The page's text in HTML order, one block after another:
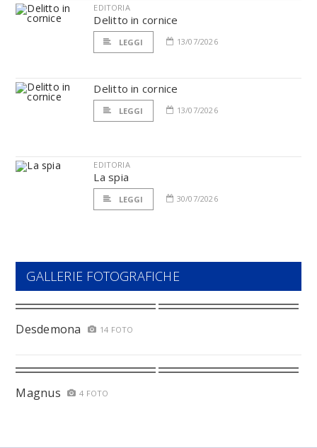
EDITORIA
Delitto in cornice
LEGGI 13/07/2026
Delitto in cornice
LEGGI 13/07/2026
EDITORIA
La spia
LEGGI 30/07/2026
GALLERIE FOTOGRAFICHE
Desdemona 14 FOTO
Magnus 4 FOTO